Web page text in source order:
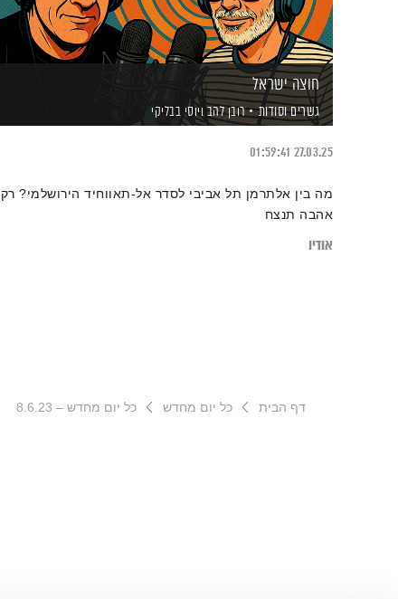
חוצה ישראל
גשרים וסודות רובן להבויוסי בבליקי
27.03.25
01:59:41
מה בין אלתרמן תל אביבי לסדר אל-תאווחיד הירושלמי? רק
אהבה תנצח
אודיו
דף הבית כל יום מחדש כל יום מחדש – 8.6.23